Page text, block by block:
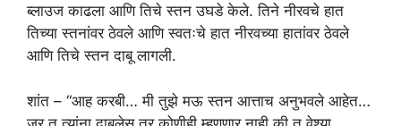
ब्लाउज काढला आणि तिचे स्तन उघडे केले. तिने नीरवचे हात
तिच्या स्तनांवर ठेवले आणि स्वतःचे हात नीरवच्या हातांवर ठेवले
आणि तिचे स्तन दाबू लागली.
शांत – “आह करबी… मी तुझे मऊ स्तन आत्ताच अनुभवले आहेत…